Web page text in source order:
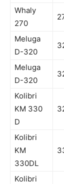
Whaly
270
Meluga
D-320
Meluga
D-320
Kolibri
KM 330
D
Kolibri
KM
330DL
Kolibri